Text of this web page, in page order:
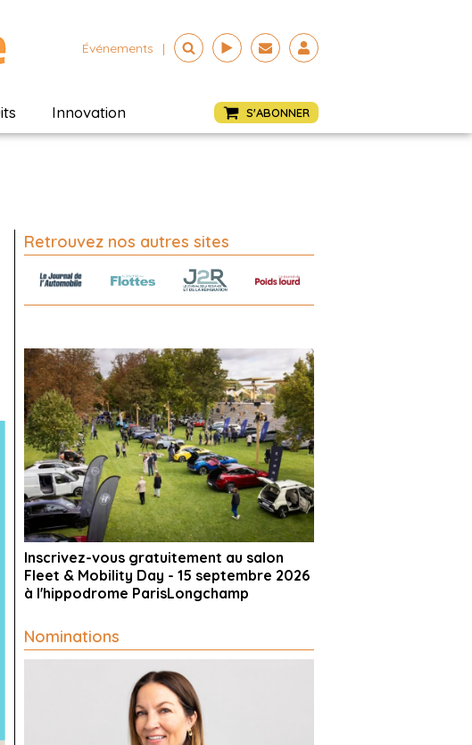
Événements |
Innovation S'ABONNER
Retrouvez nos autres sites
Inscrivez-vous gratuitement au salon
Fleet & Mobility Day - 15 septembre 2026
à l'hippodrome ParisLongchamp
Nominations